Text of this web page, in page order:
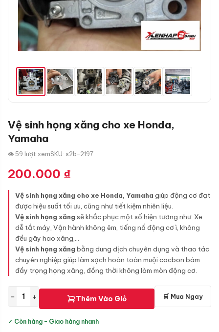
Vệ sinh họng xăng cho xe Honda,
Yamaha
👁 59 lượt xemSKU: s2b-2197
200.000 ₫
Vệ sinh họng xăng cho xe Honda, Yamaha giúp động cơ đạt
được hiệu suất tối ưu, cũng như tiết kiệm nhiên liệu.
Vệ sinh họng xăng sẽ khắc phục một số hiện tương như: Xe
dễ tắt máy, Vận hành không êm, tiếng nổ động cơ ì, không
đều gây hao xăng,...
Vệ sinh họng xăng bằng dung dịch chuyên dụng và thao tác
chuyên nghiệp giúp làm sạch hoàn toàn muội cacbon bám
đầy trọng họng xăng, đồng thời không làm mòn động cơ.
− + Thêm Vào Giỏ 🛒 Mua Ngay
✓ Còn hàng - Giao hàng nhanh